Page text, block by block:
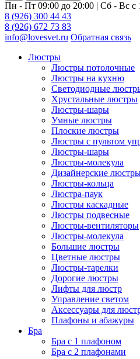
Пн - Пт 09:00 до 20:00 | Сб - Вс с
8 (926) 300 44 43
8 (926) 672 73 83
info@lovesvet.ru Обратная связь
Люстры
Люстры потолочные
Люстры на кухню
Светодиодные
Хрустальные люстры
Люстры-шары
Умные люстры
Плоские люстры
Люстры с пультом
Люстры-шары
Люстры-молекула
Дизайнерские
Люстры-кольца
Люстра-паук
Люстры каскадные
Люстры подвесные
Люстры-вентиляторы
Люстры-молекула
Большие люстры
Цветные люстры
Люстры-тарелки
Дорогие люстры
Лифты для люстр
Управление светом
Аксессуары для
Плафоны и абажуры
Бра
Бра с 1 плафоном
Бра с 2 плафонами